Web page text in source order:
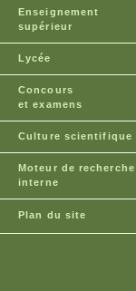
Enseignement
supérieur
Lycée
Concours
et examens
Culture scientifique
Moteur de recherche
interne
Plan du site